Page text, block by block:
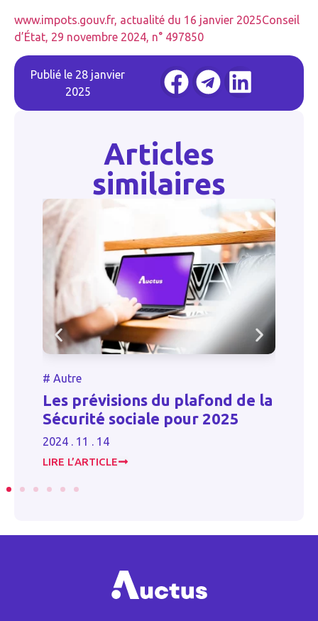
www.impots.gouv.fr, actualité du 16 janvier 2025Conseil
d’État, 29 novembre 2024, n° 497850
Publié le 28 janvier
2025
Articles
similaires
Autre
Les prévisions du plafond de la
Sécurité sociale pour 2025
2024 . 11 . 14
LIRE L’ARTICLE